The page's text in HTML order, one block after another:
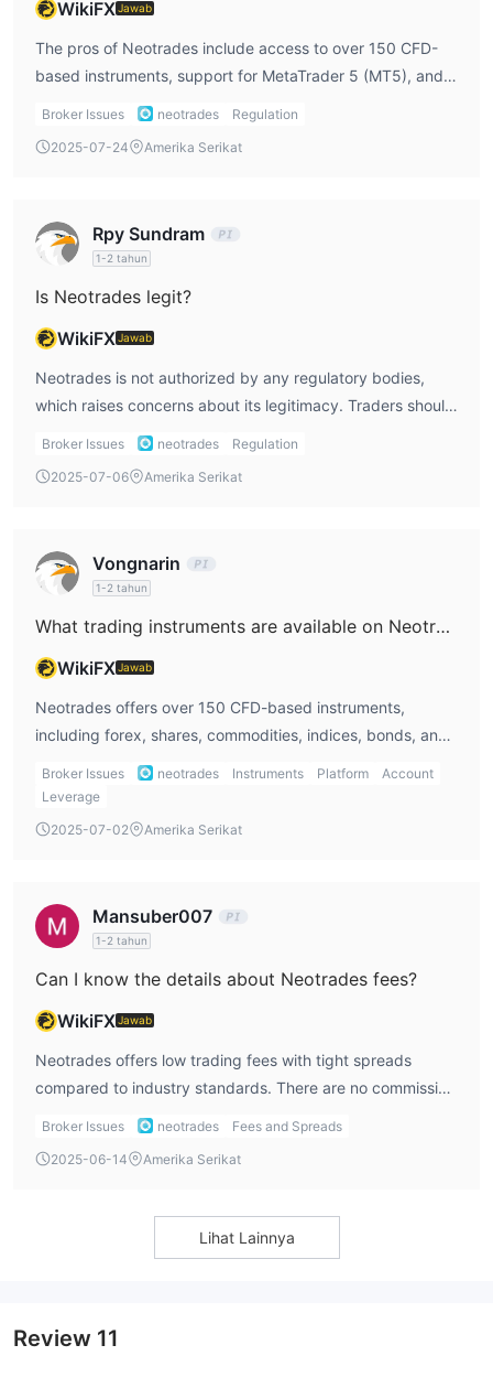
Neotrades:
Mastercard, Visa, Skrill, Transfer Lokal,
Transfer Bank, Cryptocurrency, dan QR Pay
WikiFXJawab
The pros of Neotrades include access to over 150 CFD-
based instruments, support for MetaTrader 5 (MT5), and
no deposit or withdrawal fees. The cons include the lack
accounts, and no support for MT4 or Islamic accounts.
Broker Issues neotrades
Regulation
2025-07-24
Amerika Serikat
Rpy Sundram
1-2 tahun
Is Neotrades legit?
WikiFXJawab
Neotrades is not authorized by any regulatory bodies,
which raises concerns about its legitimacy. Traders should
be cautious as the broker does not provide official
safety of funds.
Broker Issues neotrades
Regulation
2025-07-06
Amerika Serikat
Vongnarin
1-2 tahun
What trading instruments are available on Neotrades?
WikiFXJawab
Neotrades offers over 150 CFD-based instruments,
including forex, shares, commodities, indices, bonds, and
ETFs. Cryptocurrencies are not supported.
Broker Issues neotrades Instruments Platform
Account
Leverage
2025-07-02
Amerika Serikat
Mansuber007
1-2 tahun
Can I know the details about Neotrades fees?
WikiFXJawab
Neotrades offers low trading fees with tight spreads
compared to industry standards. There are no commission
charges, but variable spreads apply depending on the
(e.g., AUDUSD), and ETFs from 0.10.
Broker Issues neotrades
Fees and Spreads
2025-06-14
Amerika Serikat
Lihat Lainnya
Review 11